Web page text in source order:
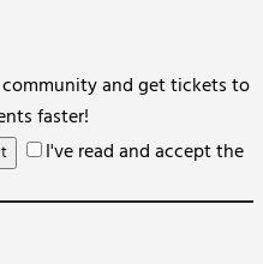
and get tickets to
faster!
I've read and accept the